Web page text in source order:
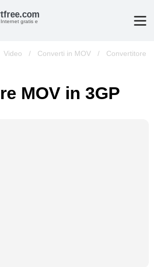
gratis e
Video / Converti in MOV /
Convertitore
MOV in 3GP